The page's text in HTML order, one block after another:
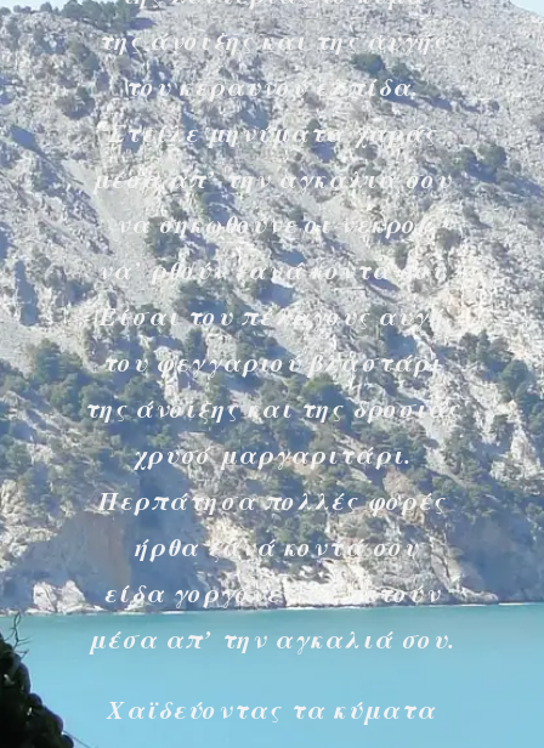
της άνοιξης και της αυγής
του κεραυνού ελπίδα.
Στείλε μηνύματα χαράς
μέσα απ’ την αγκαλιά σου
να σηκωθούνε οι νεκροί
να’ ρθούν ξανά κοντά σου
Είσαι του πέλαγους αυγή
του φεγγαριού βλαστάρι
της άνοιξης και της δροσιάς
χρυσό μαργαριτάρι.
Περπάτησα πολλές φορές
ήρθα ξανά κοντά σου
είδα γοργόνες να πετούν
μέσα απ’ την αγκαλιά σου.
Χαϊδεύοντας τα κύματα